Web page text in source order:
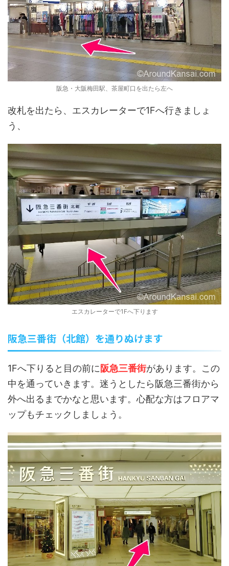
阪急・大阪梅田駅、茶屋町口を出たら左へ
改札を出たら、エスカレーターで1Fへ行きましょ
う、
エスカレーターで1Fへ下ります
阪急三番街（北館）を通りぬけます
1Fへ下りると目の前に 阪急三番街があります。この
中を通っていきます。迷うとしたら阪急三番街から
外へ出るまでかなと思います。心配な方はフロアマ
ップもチェックしましょう。